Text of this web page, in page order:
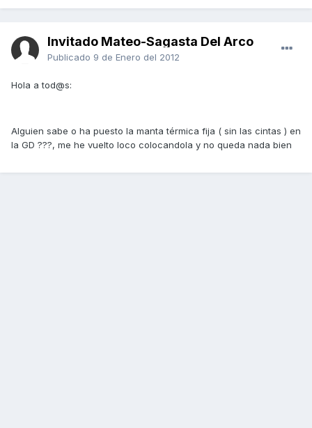
Invitado Mateo-Sagasta Del Arco
Publicado 9 de Enero del 2012
Hola a tod@s:
Alguien sabe o ha puesto la manta térmica fija ( sin las cintas ) en
la GD ???, me he vuelto loco colocandola y no queda nada bien